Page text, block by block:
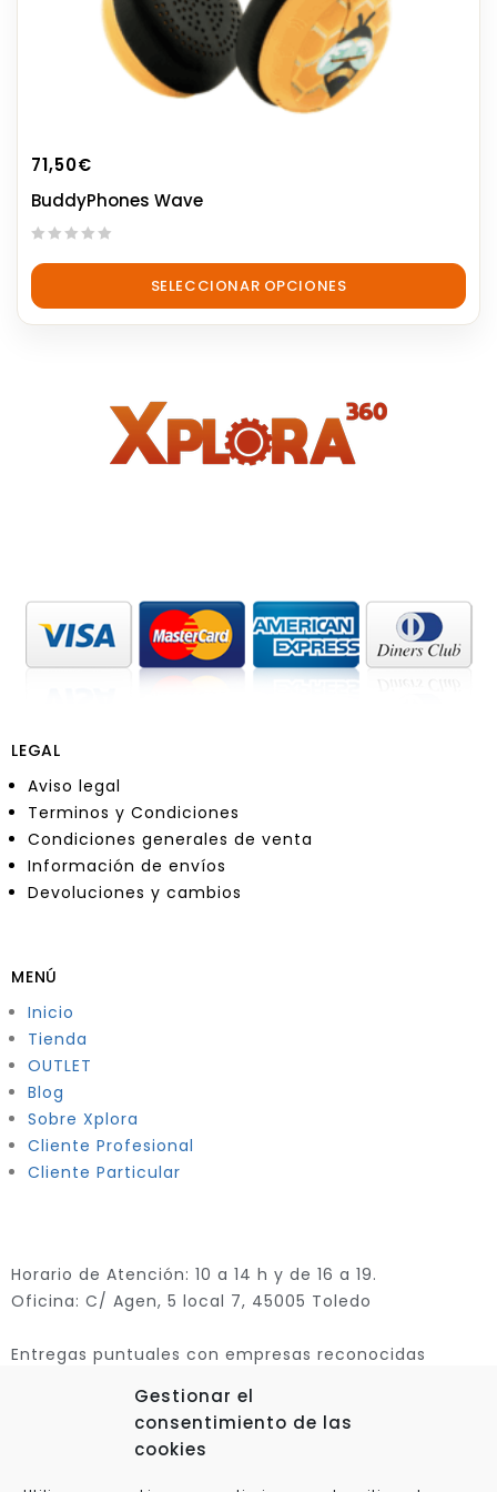
Gestionar el
consentimiento de las
cookies
71,50€
BuddyPhones Wave
out
5
SELECCIONAR OPCIONES
LEGAL
Aviso legal
Terminos y Condiciones
Condiciones generales de venta
Información de envíos
Devoluciones y cambios
MENÚ
Inicio
Tienda
OUTLET
Blog
Sobre Xplora
Cliente Profesional
Cliente Particular
Horario de Atención: 10 a 14 h y de 16 a 19.
Oficina: C/ Agen, 5 local 7, 45005 Toledo
Entregas puntuales con empresas reconocidas